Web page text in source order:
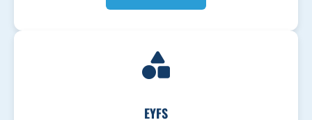
EYFS